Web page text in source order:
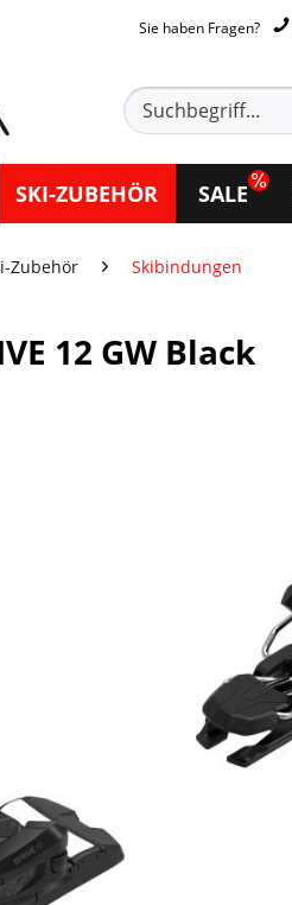
Sie haben Fragen?
SKI-ZUBEHÖR SALE
Zubehör Skibindungen
12 GW Black